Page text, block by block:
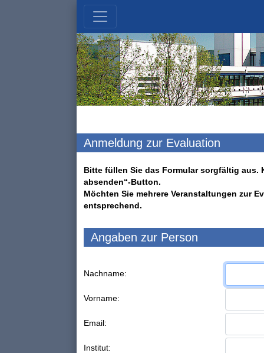
Anmeldung zur Evaluation
Bitte füllen Sie das Formular sorgfältig aus.
absenden“-Button.
Möchten Sie mehrere Veranstaltungen zur
entsprechend.
Angaben zur Person
Nachname:
Vorname:
Email:
Institut: